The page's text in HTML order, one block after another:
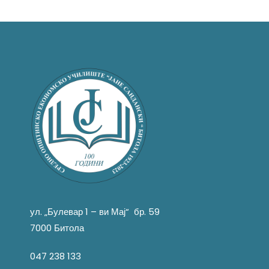
ул. „Булевар 1 – ви Мај“ бр. 59
7000 Битола
047 238 133